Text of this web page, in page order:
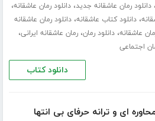
،دانلود رمان عاشقانه جدید،دانلود رمان عاشقانه،
،دانلود کتاب عاشقانه،دانلود رمان عاشقانه
عاشقانه،دانلود رمان،رمان عاشقانه ایرانی،
اجتماعی
دانلود کتاب
ای و ترانه حرفای بی انتها